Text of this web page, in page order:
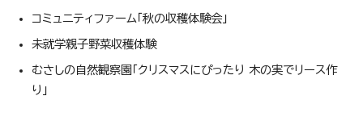
コミュニティファーム「秋の収穫体験会」
未就学親子野菜収穫体験
むさしの自然観察園「クリスマスにぴったり 木の実でリース作
り」